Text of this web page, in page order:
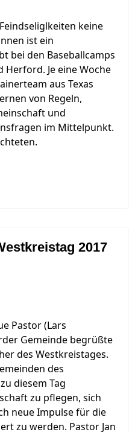
keine
ist ein
bei den Baseballcamps
Je eine Woche
aus Texas
von Regeln,
und
im Mittelpunkt.
2017
Pastor (Lars
Gemeinde begrüßte
des Westkreistages.
des
diesem Tag
zu pflegen, sich
neue Impulse für die
zu werden. Pastor Jan